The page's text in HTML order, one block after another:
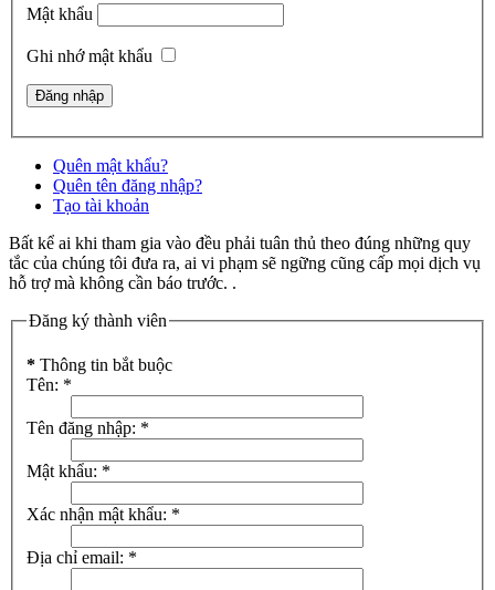
Mật khẩu
Ghi nhớ mật khẩu
Quên mật khẩu?
Quên tên đăng nhập?
Tạo tài khoản
Bất kể ai khi tham gia vào đều phải tuân thủ theo đúng những quy
tắc của chúng tôi đưa ra, ai vi phạm sẽ ngững cũng cấp mọi dịch vụ
hỗ trợ mà không cần báo trước. .
Đăng ký thành viên
* Thông tin bắt buộc
Tên: *
Tên đăng nhập: *
Mật khẩu: *
Xác nhận mật khẩu: *
Địa chỉ email: *